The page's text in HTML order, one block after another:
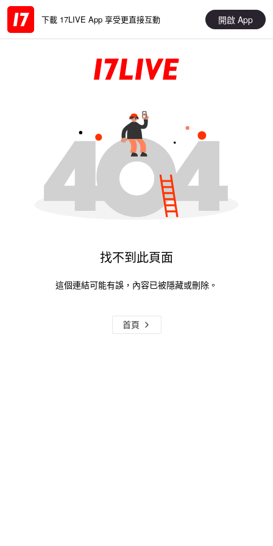
下載 17LIVE App 享受更直接互動 開啟 App
找不到此頁面
這個連結可能有誤，內容已被隱藏或刪除。
首頁